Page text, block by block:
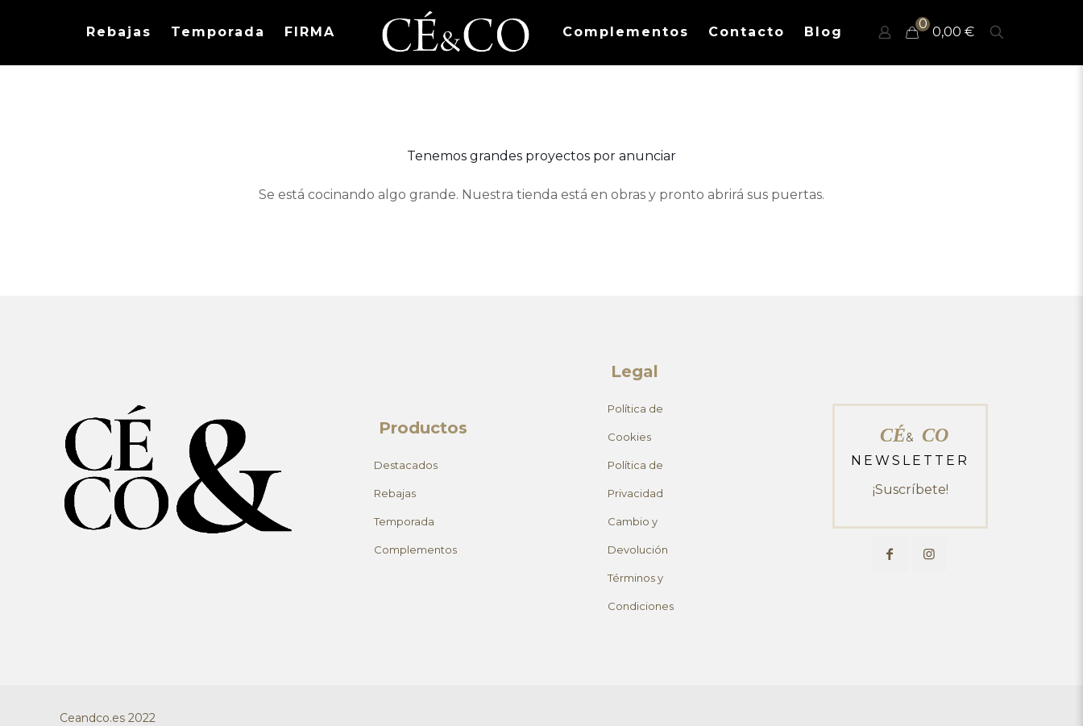
Rebajas Temporada FIRMA Complementos Contacto Blog
0
0,00 €
Tenemos grandes proyectos por anunciar
Se está cocinando algo grande. Nuestra tienda está en obras y pronto abrirá sus puertas.
Productos
Destacados
Rebajas
Temporada
Complementos
Legal
Política de
Cookies
Política de
Privacidad
Cambio y
Devolución
Términos y
Condiciones
CÉ& CO
NEWSLETTER
¡Suscríbete!
Ceandco.es 2022